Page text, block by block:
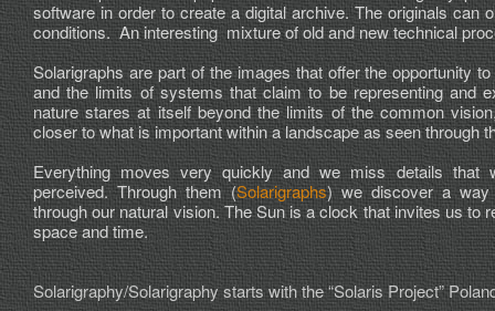
software in order to create a digital archive. The originals can
conditions. An interesting mixture of old and new technical
Solarigraphs are part of the images that offer the opportunity
and the limits of systems that claim to be representing and
nature stares at itself beyond the limits of the common
closer to what is important within a landscape as seen through
Everything moves very quickly and we miss details that
perceived. Through them (Solarigraphs) we discover a way
through our natural vision. The Sun is a clock that invites us to
space and time.
Solarigraphy/Solarigraphy starts with the “Solaris Project”